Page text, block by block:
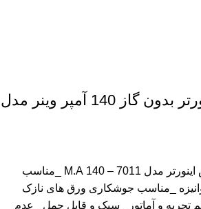
دستگاه جوش اینورتر بدون گاز 140 آمپر وینر مدل
مشخصات دستگاه جوش اینورتر مدل 7011 – 140 M.A _مناسب
_مناسب جوشکاری ورق های نازک
کم تجربه و آماتور _سبک و قابل حمل _عدم